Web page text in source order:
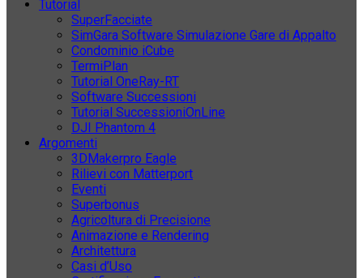
Tutorial
SuperFacciate
SimGara Software Simulazione Gare di Appalto
Condominio iCube
TermiPlan
Tutorial OneRay-RT
Software Successioni
Tutorial SuccessioniOnLine
DJI Phantom 4
Argomenti
3DMakerpro Eagle
Rilievi con Matterport
Eventi
Superbonus
Agricoltura di Precisione
Animazione e Rendering
Architettura
Casi d’Uso